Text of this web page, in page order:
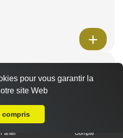
Panier Compte
pour vous garantir la
site Web
compris